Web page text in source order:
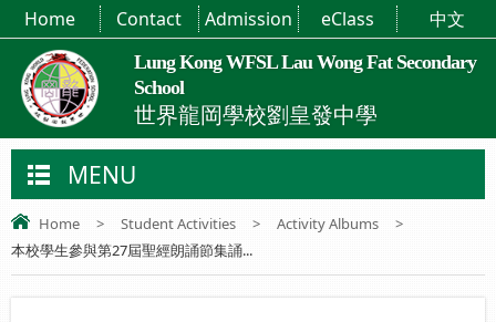
Lung Kong WFSL Lau Wong Fat Secondary
School
世界龍岡學校劉皇發中學
Home Contact Admission eClass 中文
MENU
Home > Student Activities > Activity Albums
>
本校學生參與第27屆聖經朗誦節集誦...